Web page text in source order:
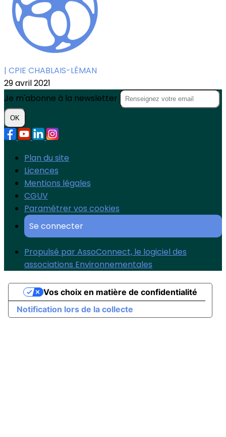
| CPIE CHABLAIS-LÉMAN
29 avril 2021
Je m'abonne à la newsletter
OK
Plan du site
Licences
Mentions légales
CGUV
Paramétrer vos cookies
Se connecter
Propulsé par AssoConnect, le logiciel des
associations Environnementales
Notification lors de la collecte
Vos choix en matière de confidentialité